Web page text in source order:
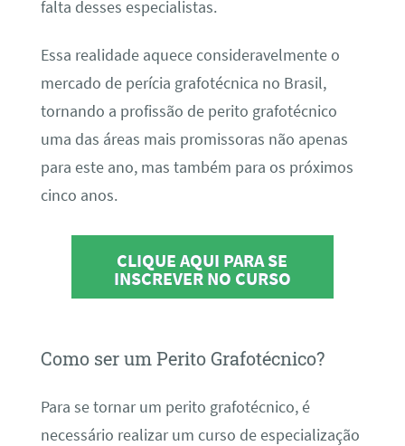
falta desses especialistas.
Essa realidade aquece consideravelmente o
mercado de perícia grafotécnica no Brasil,
tornando a profissão de perito grafotécnico
uma das áreas mais promissoras não apenas
para este ano, mas também para os próximos
cinco anos.
CLIQUE AQUI PARA SE
INSCREVER NO CURSO
Como ser um Perito Grafotécnico?
Para se tornar um perito grafotécnico, é
necessário realizar um curso de especialização